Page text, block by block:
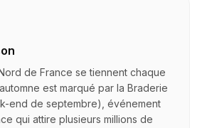
de France se tiennent chaque
est marqué par la Braderie
end de septembre), événement
qui attire plusieurs millions de